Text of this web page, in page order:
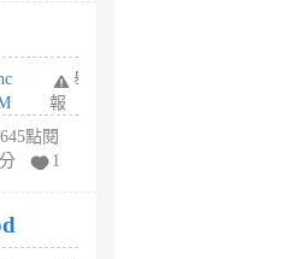
U
F
舉
報
645點閱
1